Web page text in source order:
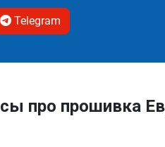
Telegram
про прошивка